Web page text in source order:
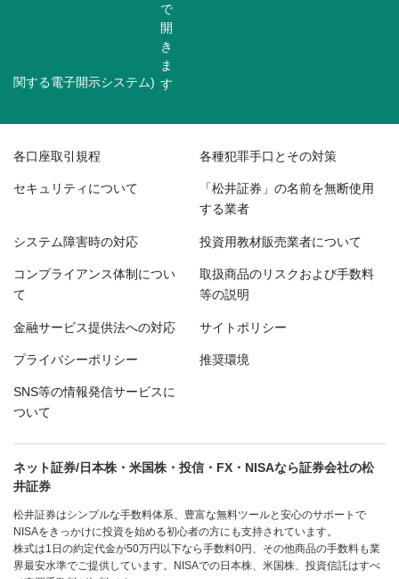
関する電子開示システム)
各口座取引規程 各種犯罪手口とその対策
セキュリティについて 「松井証券」の名前を無断使用
する業者
システム障害時の対応 投資用教材販売業者について
コンプライアンス体制につい
て
取扱商品のリスクおよび手数料
等の説明
金融サービス提供法への対応 サイトポリシー
プライバシーポリシー 推奨環境
SNS等の情報発信サービスに
ついて
ネット証券/日本株・米国株・投信・FX・NISAなら証券会社の松
井証券
松井証券はシンプルな手数料体系、豊富な無料ツールと安心のサポートで
NISAをきっかけに投資を始める初心者の方にも支持されています。
株式は1日の約定代金が50万円以下なら手数料0円、その他商品の手数料も業
界最安水準でご提供しています。NISAでの日本株、米国株、投資信託はすべ